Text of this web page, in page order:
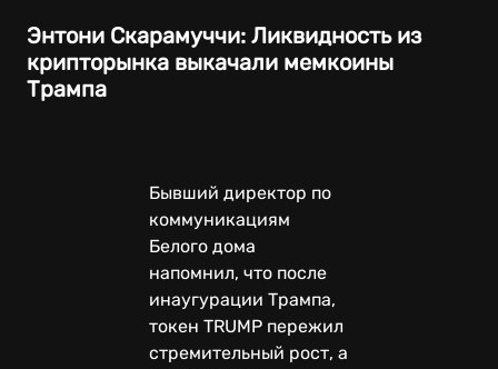
Энтони Скарамуччи: Ликвидность из
крипторынка выкачали мемкоины
Трампа
Бывший директор по
коммуникациям
Белого дома
напомнил, что после
инаугурации Трампа,
токен TRUMP пережил
стремительный рост, а